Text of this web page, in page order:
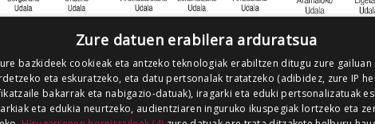
Zure datuen erabilera arduratsua
bazkideek cookieak eta antzeko teknologiak erabiltzen ditugu zure
eta eskuratzeko, eta datu pertsonalak tratatzeko (adibidez, zure IP
bakarrak eta nabigazio-datuak), iragarki eta eduki pertsonalizatuak
eta edukia neurtzeko, audientziaren inguruko ikuspegiak lortzeko eta